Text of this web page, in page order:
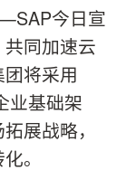
今日宣
同加速云
将采用
业基础架
展战略，
。